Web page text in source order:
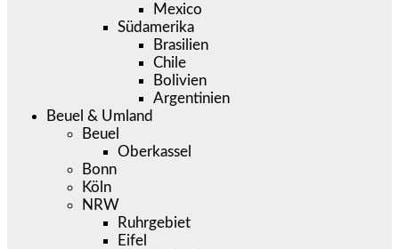
Mexico
Südamerika
Brasilien
Chile
Bolivien
Argentinien
Beuel & Umland
Beuel
Oberkassel
Bonn
Köln
NRW
Ruhrgebiet
Eifel